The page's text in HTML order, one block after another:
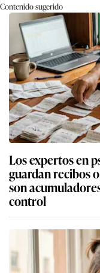
Contenido sugerido
Los expertos en
guardan recibos
son
control